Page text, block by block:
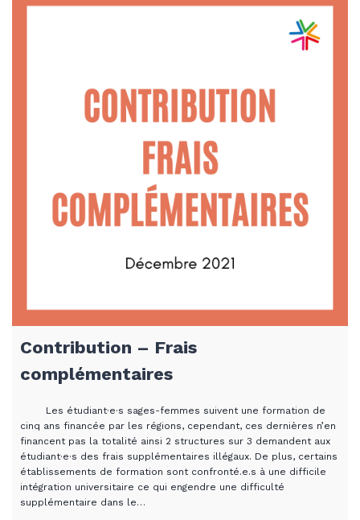
Contribution – Frais
complémentaires
Les étudiant·e·s sages-femmes suivent une formation de
cinq ans financée par les régions, cependant, ces dernières n’en
financent pas la totalité ainsi 2 structures sur 3 demandent aux
étudiant·e·s des frais supplémentaires illégaux. De plus, certains
établissements de formation sont confronté.e.s à une difficile
intégration universitaire ce qui engendre une difficulté
supplémentaire dans le…